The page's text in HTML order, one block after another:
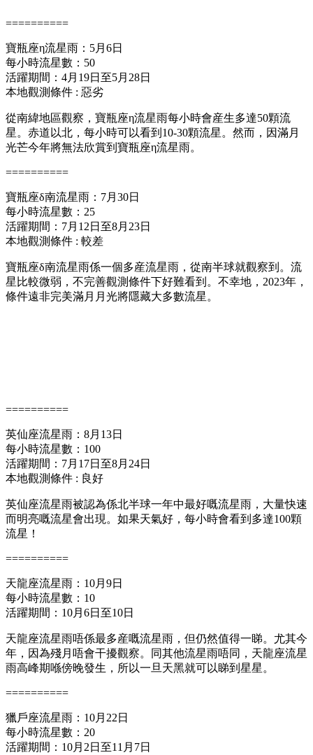
==========
寶瓶座η流星雨：5月6日
每小時流星數：50
活躍期間：4月19日至5月28日
本地觀測條件 : 惡劣
從南緯地區觀察，寶瓶座η流星雨每小時會産生多達50顆流
星。赤道以北，每小時可以看到10-30顆流星。然而，因滿月
光芒今年將無法欣賞到寶瓶座η流星雨。
==========
寶瓶座δ南流星雨：7月30日
每小時流星數：25
活躍期間：7月12日至8月23日
本地觀測條件 : 較差
寶瓶座δ南流星雨係一個多産流星雨，從南半球就觀察到。流
星比較微弱，不完善觀測條件下好難看到。不幸地，2023年，
條件遠非完美滿月月光將隱藏大多數流星。
==========
英仙座流星雨：8月13日
每小時流星數：100
活躍期間：7月17日至8月24日
本地觀測條件 : 良好
英仙座流星雨被認為係北半球一年中最好嘅流星雨，大量快速
而明亮嘅流星會出現。如果天氣好，每小時會看到多達100顆
流星！
==========
天龍座流星雨：10月9日
每小時流星數：10
活躍期間：10月6日至10日
天龍座流星雨唔係最多産嘅流星雨，但仍然值得一睇。尤其今
年，因為殘月唔會干擾觀察。同其他流星雨唔同，天龍座流星
雨高峰期喺傍晚發生，所以一旦天黑就可以睇到星星。
==========
獵戶座流星雨：10月22日
每小時流星數：20
活躍期間：10月2日至11月7日